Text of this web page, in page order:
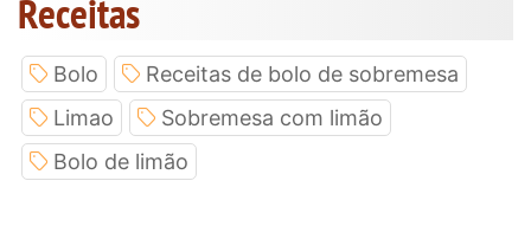
Receitas
Bolo
Receitas de bolo de sobremesa
Limao
Sobremesa com limão
Bolo de limão